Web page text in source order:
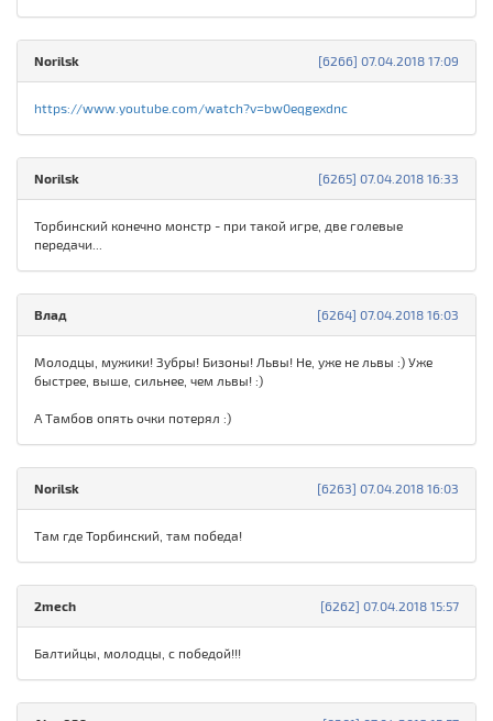
[6266] 07.04.2018 17:09
Norilsk
https://www.youtube.com/watch?v=bw0eqgexdnc
[6265] 07.04.2018 16:33
Norilsk
Торбинский конечно монстр - при такой игре, две голевые
передачи...
[6264] 07.04.2018 16:03
Влад
Молодцы, мужики! Зубры! Бизоны! Львы! Не, уже не львы :) Уже
быстрее, выше, сильнее, чем львы! :)
А Тамбов опять очки потерял :)
[6263] 07.04.2018 16:03
Norilsk
Там где Торбинский, там победа!
[6262] 07.04.2018 15:57
2mech
Балтийцы, молодцы, с победой!!!